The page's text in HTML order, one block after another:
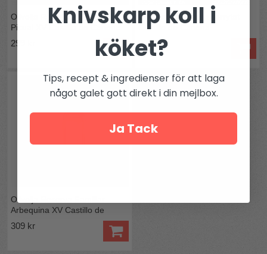
Olivolja Reserva Familiar
Picual XV Castillo de Canena
299 kr
Olivolja lagrad på sherryfat
Castillo de Canena
385 kr
Olivolja Reserva Familiar
Arbequina XV Castillo de
Canena
309 kr
Knivskarp koll i
köket?
Tips, recept & ingredienser för att laga
något galet gott direkt i din mejlbox.
Ja Tack